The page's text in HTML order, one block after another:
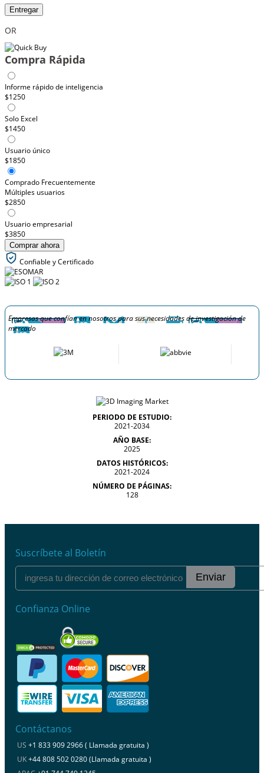
Entregar
OR
Compra Rápida
Informe rápido de inteligencia
$1250
Solo Excel
$1450
Usuario único
$1850
Comprado Frecuentemente
Múltiples usuarios
$2850
Usuario empresarial
$3850
Comprar ahora
Confiable y Certificado
Empresas que confían en nosotros para sus necesidades de investigación de
mercado
PERIODO DE ESTUDIO:
2021-2034
AÑO BASE:
2025
DATOS HISTÓRICOS:
2021-2024
NÚMERO DE PÁGINAS:
128
Suscríbete al Boletín
Enviar
Confianza Online
Contáctanos
US +1 833 909 2966 ( Llamada gratuita )
UK+44 808 502 0280 (Llamada gratuita )